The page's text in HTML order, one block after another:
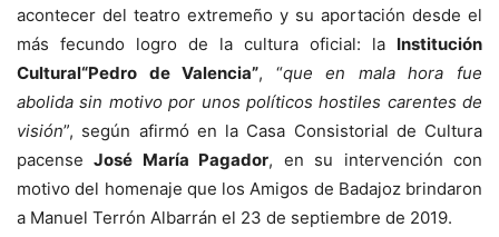
acontecer del teatro extremeño y su aportación desde el
más fecundo logro de la cultura oficial: la Institución
Cultural“Pedro de Valencia”, “que en mala hora fue
abolida sin motivo por unos políticos hostiles carentes de
visión”, según afirmó en la Casa Consistorial de Cultura
pacenseJosé María Pagador, en su intervención con
motivo del homenaje que los Amigos de Badajoz brindaron
a Manuel Terrón Albarrán el 23 de septiembre de 2019.